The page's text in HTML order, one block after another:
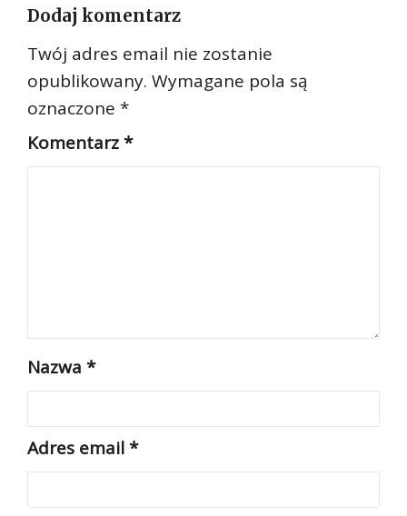
Dodaj komentarz
Twój adres email nie zostanie
opublikowany. Wymagane pola są
oznaczone *
Komentarz*
Nazwa *
Adres email*